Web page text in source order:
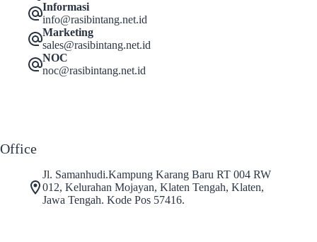
Informasi
info@rasibintang.net.id
Marketing
sales@rasibintang.net.id
NOC
noc@rasibintang.net.id
Office
Jl. Samanhudi.Kampung Karang Baru RT 004 RW
012, Kelurahan Mojayan, Klaten Tengah, Klaten,
Jawa Tengah. Kode Pos 57416.